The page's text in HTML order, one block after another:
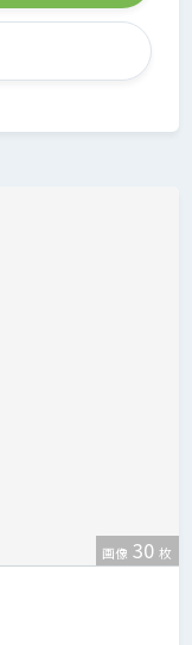
画像 30 枚